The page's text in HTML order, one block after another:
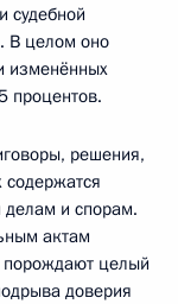
судебной
В целом оно
изменённых
процентов.
решения,
содержатся
и спорам.
актам
порождают целый
доверия